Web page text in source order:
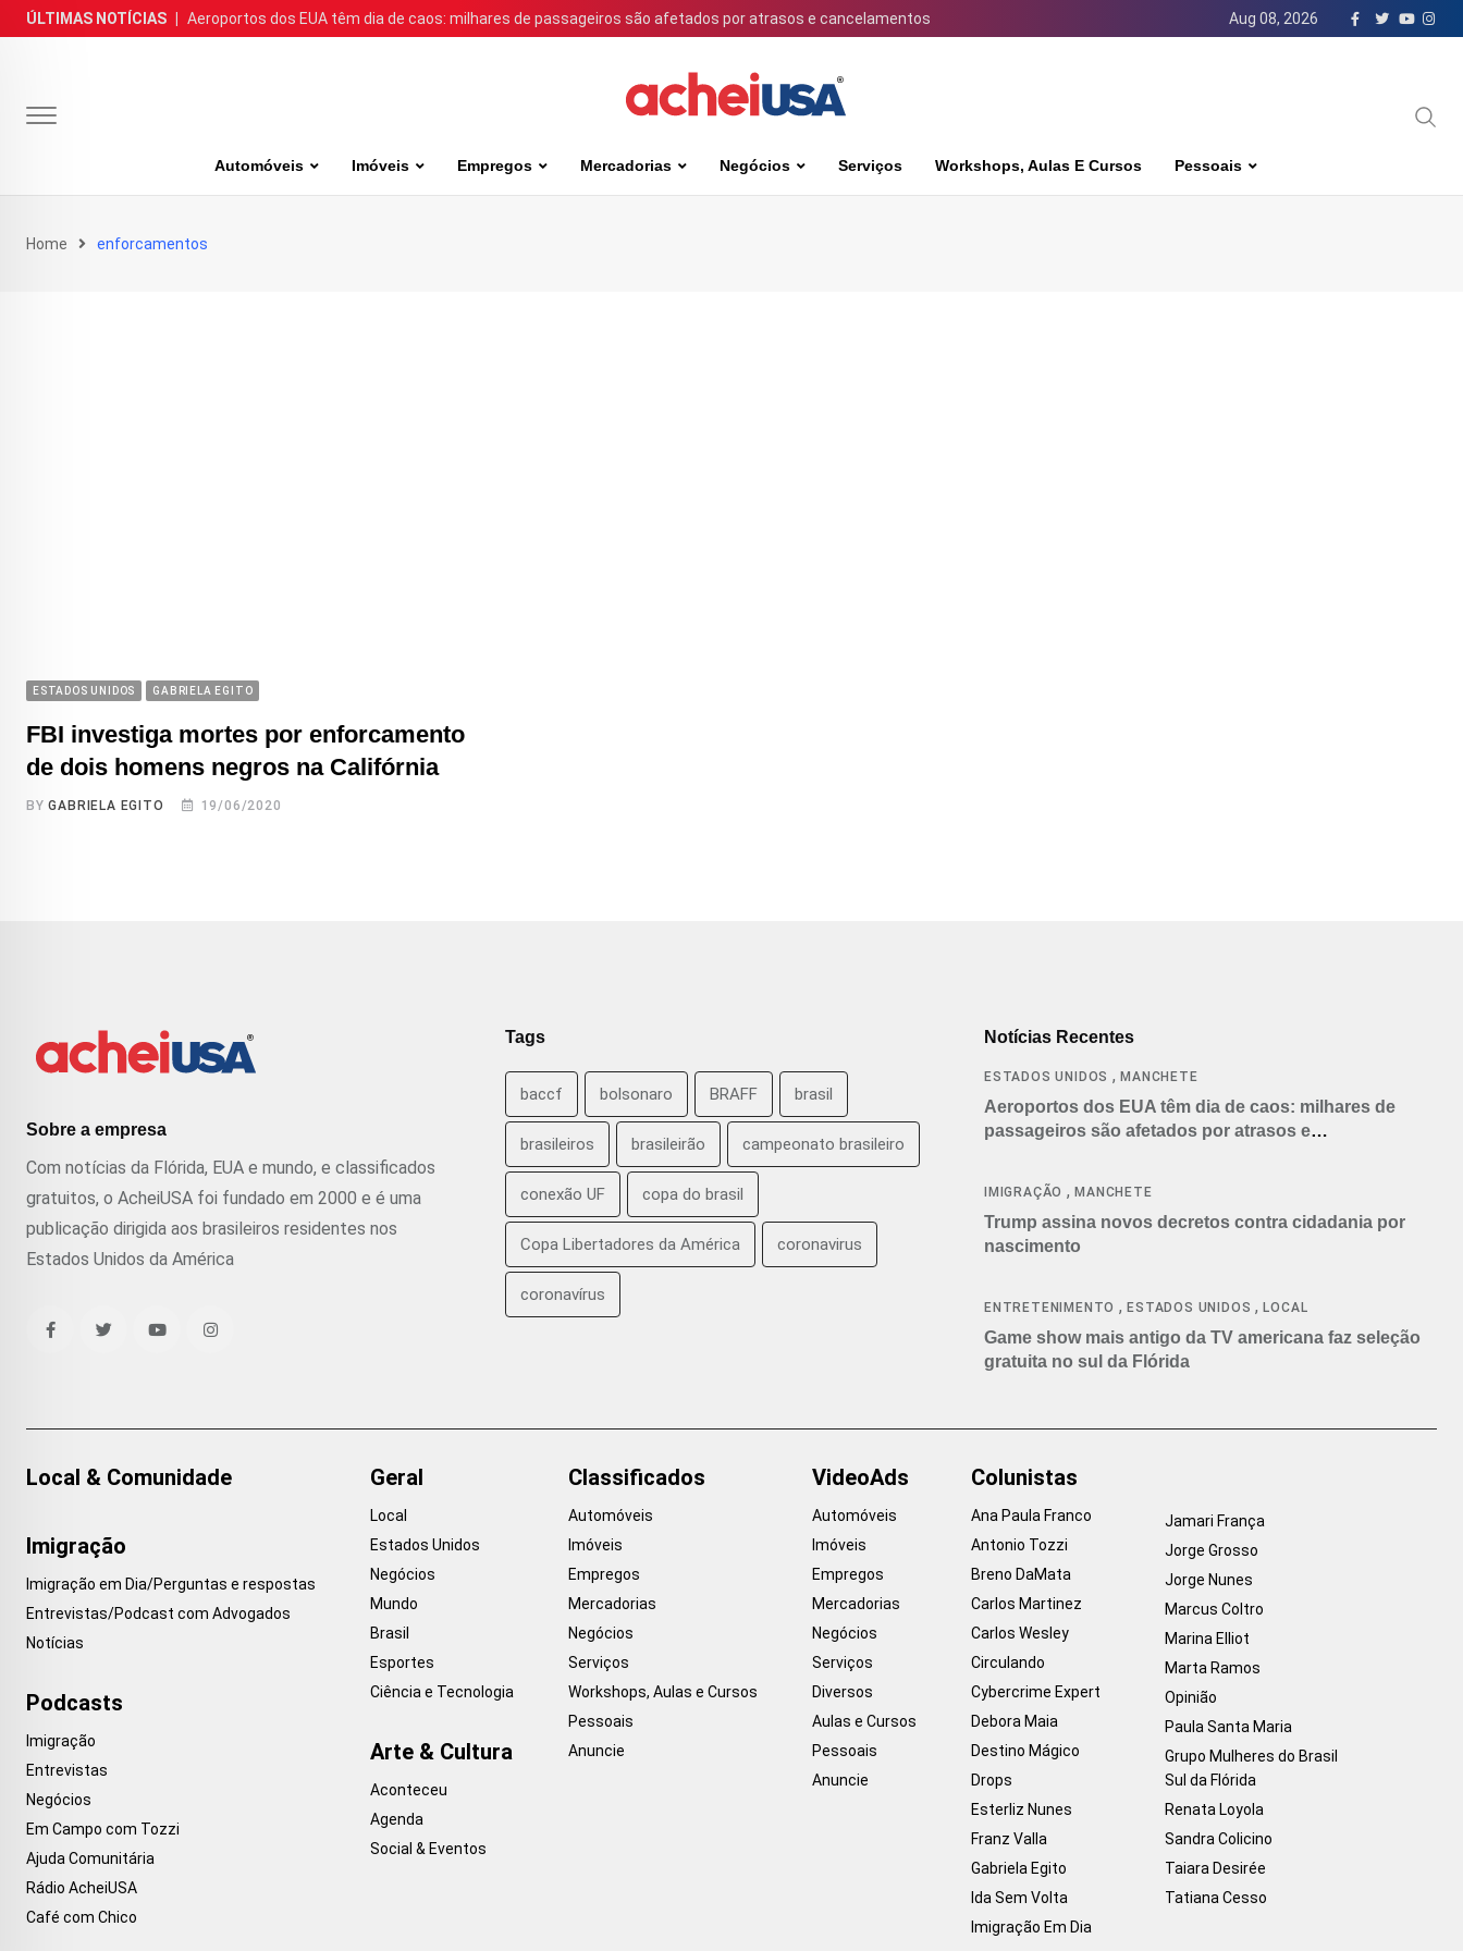
Skip
to
ÚLTIMAS NOTÍCIAS Aeroportos dos EUA têm dia de caos: milhares de passageiros são afetados por atrasos e cancelamentos Aug 08, 2026
Automóveis Imóveis Empregos Mercadorias Negócios Serviços Workshops, Aulas E Cursos Pessoais
Home enforcamentos
ESTADOS UNIDOS GABRIELA EGITO
FBI investiga mortes por enforcamento
de dois homens negros na Califórnia
BYGABRIELA EGITO 19/06/2020
Sobre a empresa
Com notícias da Flórida, EUA e mundo, e classificados
gratuitos, o AcheiUSA foi fundado em 2000 e é uma
publicação dirigida aos brasileiros residentes nos
Estados Unidos da América
Tags
baccf bolsonaro BRAFF brasil
brasileiros brasileirão campeonato brasileiro
conexão UF copa do brasil
Copa Libertadores da América coronavirus
coronavírus
Notícias Recentes
ESTADOS UNIDOS ,MANCHETE
Aeroportos dos EUA têm dia de caos: milhares de
passageiros são afetados por atrasos e
IMIGRAÇÃO ,MANCHETE
Trump assina novos decretos contra cidadania por
nascimento
ENTRETENIMENTO ,ESTADOS UNIDOS ,LOCAL
Game show mais antigo da TV americana faz seleção
gratuita no sul da Flórida
Local & Comunidade
Imigração
Imigração em Dia/Perguntas e respostas
Entrevistas/Podcast com Advogados
Notícias
Podcasts
Imigração
Entrevistas
Negócios
Em Campo com Tozzi
Ajuda Comunitária
Rádio AcheiUSA
Café com Chico
Geral
Local
Estados Unidos
Negócios
Mundo
Brasil
Esportes
Ciência e Tecnologia
Arte & Cultura
Aconteceu
Agenda
Social & Eventos
Classificados
Automóveis
Imóveis
Empregos
Mercadorias
Negócios
Serviços
Workshops, Aulas e Cursos
Pessoais
Anuncie
VideoAds
Automóveis
Imóveis
Empregos
Mercadorias
Negócios
Serviços
Diversos
Aulas e Cursos
Pessoais
Anuncie
Colunistas
Ana Paula Franco
Antonio Tozzi
Breno DaMata
Carlos Martinez
Carlos Wesley
Circulando
Cybercrime Expert
Debora Maia
Destino Mágico
Drops
Esterliz Nunes
Franz Valla
Gabriela Egito
Ida Sem Volta
Imigração Em Dia
Jamari França
Jorge Grosso
Jorge Nunes
Marcus Coltro
Marina Elliot
Marta Ramos
Opinião
Paula Santa Maria
Grupo Mulheres do Brasil
Sul da Flórida
Renata Loyola
Sandra Colicino
Taiara Desirée
Tatiana Cesso